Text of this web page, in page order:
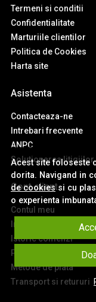
Acest site foloseste
dorita. Navigand in
de cookiessi cu
o experienta
Termeni si conditii
Confidentialitate
Marturiile clientilor
Politica de Cookies
Harta site
Asistenta
Contacteaza-ne
Intrebari frecvente
ANPC
Solutionarea litigiilor
Cont client
Contul meu
Inregistrare
Istoric comenzi
Produse favorite
Metode de plata
Transport si retururi